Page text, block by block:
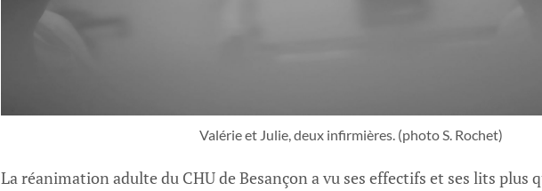
Valérie et Julie, deux infirmières. (photo S. Rochet)
La réanimation adulte du CHU de Besançon a vu ses effectifs et ses lits plus